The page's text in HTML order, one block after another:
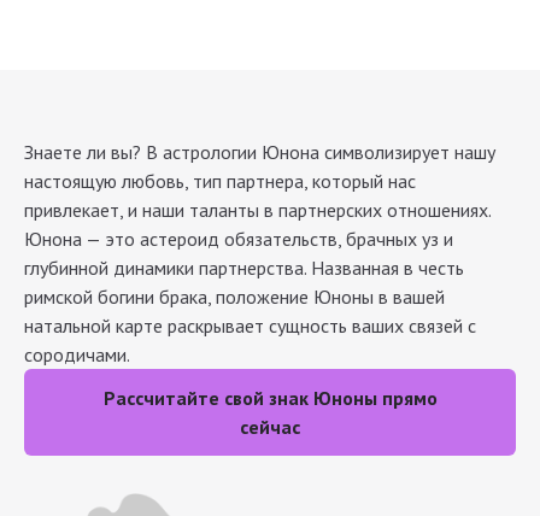
Знаете ли вы? В астрологии Юнона символизирует нашу
настоящую любовь, тип партнера, который нас
привлекает, и наши таланты в партнерских отношениях.
Юнона — это астероид обязательств, брачных уз и
глубинной динамики партнерства. Названная в честь
римской богини брака, положение Юноны в вашей
натальной карте раскрывает сущность ваших связей с
сородичами.
Рассчитайте свой знак Юноны прямо
сейчас